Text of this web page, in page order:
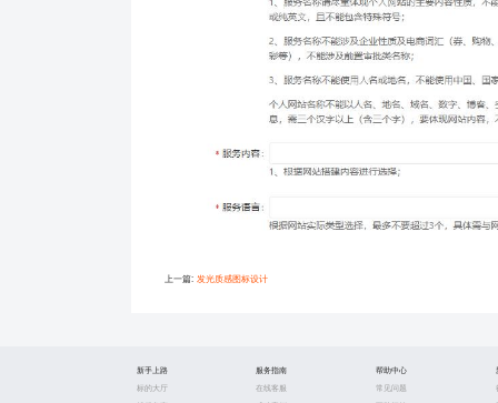
上一篇: 发光质感图标设计
新手上路
标的大厅
服务指南
在线客服
帮助中心
常见问题